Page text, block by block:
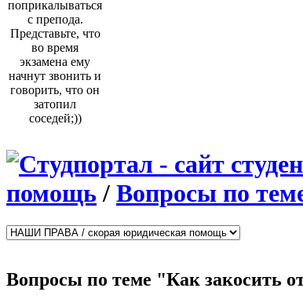
поприкалываться
с препода.
Представьте, что
во время
экзамена ему
начнут звонить и
говорить, что он
затопил
соседей;))
помощь/ Вопросы по
Вопросы по теме "Как закосить